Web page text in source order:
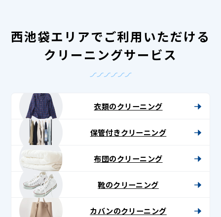
西池袋エリアでご利用いただける
クリーニングサービス
衣類のクリーニング
保管付きクリーニング
布団のクリーニング
靴のクリーニング
カバンのクリーニング